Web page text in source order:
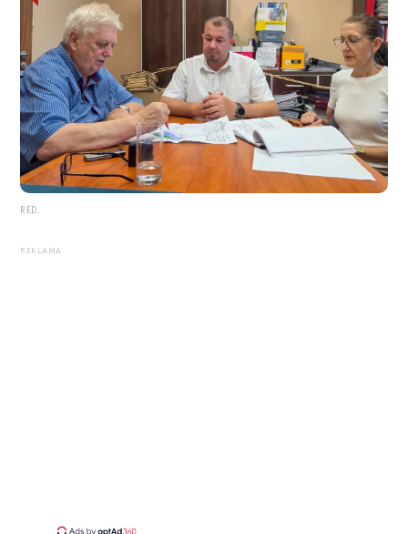
RED.
REKLAMA